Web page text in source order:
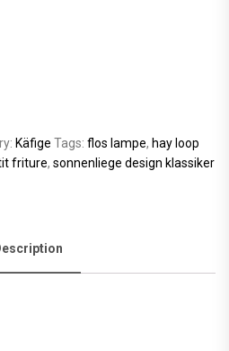
Käfige Tags: flos lampe, hay loop
friture, sonnenliege design klassiker